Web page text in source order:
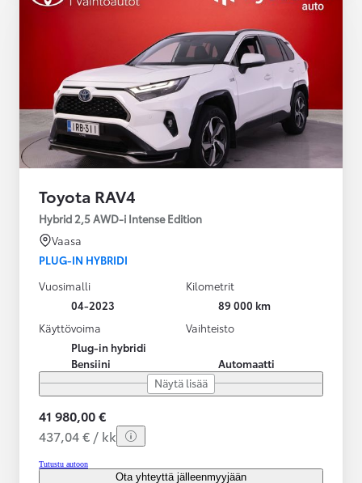
Toyota RAV4
Hybrid 2,5 AWD-i Intense Edition
Vaasa
PLUG-IN HYBRIDI
Vuosimalli
04-2023
Kilometrit
89 000 km
Käyttövoima
Plug-in hybridi
Bensiini
Vaihteisto
Automaatti
Näytä lisää
41 980,00 €
437,04 € / kk
Tutustu autoon
Ota yhteyttä jälleenmyyjään